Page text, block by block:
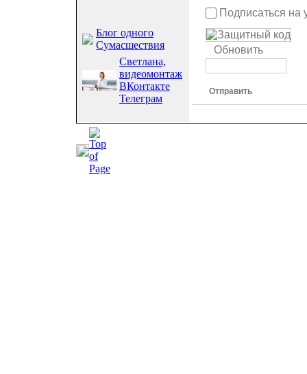
Блог одного
Сумасшествия
Светлана,
видеомонтаж
ВКонтакте
Телеграм
Подписаться
Обновить
Отправить